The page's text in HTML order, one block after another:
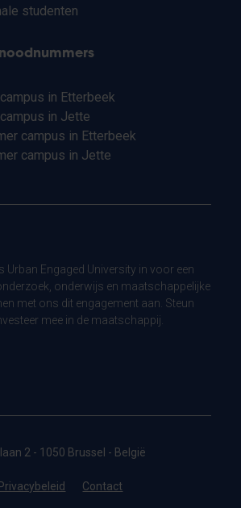
studenten
in Etterbeek
in Jette
campus in Etterbeek
campus in Jette
Urban Engaged University in voor een
onderwijs en maatschappelijke
met ons dit engagement aan. Steun
mee in de maatschappij.
2 - 1050 Brussel - België
Privacybeleid Contact